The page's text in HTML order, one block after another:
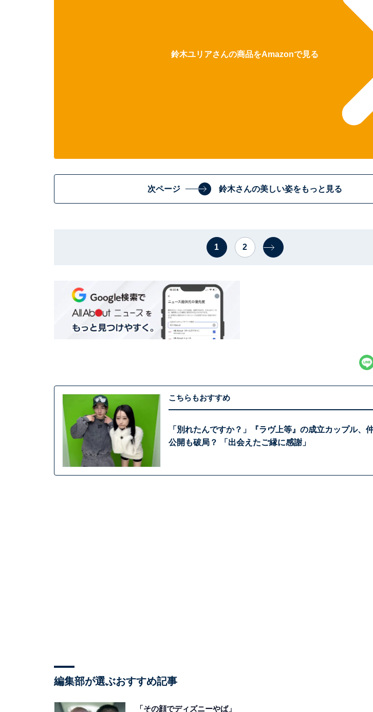
鈴木ユリアさんの商品をAmazonで見る
次ページ 鈴木さんの美しい姿をもっと見る
1 2
こちらもおすすめ
「別れたんですか？」『ラヴ上等』の成立カップル、
公開も破局？ 「出会えたご縁に感謝」
編集部が選ぶおすすめ記事
「その顔でディズニーやば」